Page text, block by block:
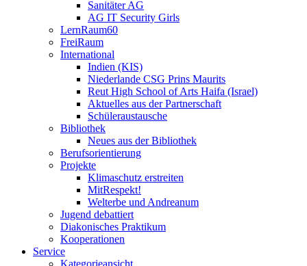
Sanitäter AG
AG IT Security Girls
LernRaum60
FreiRaum
International
Indien (KIS)
Niederlande CSG Prins Maurits
Reut High School of Arts Haifa (Israel)
Aktuelles aus der Partnerschaft
Schüleraustausche
Bibliothek
Neues aus der Bibliothek
Berufsorientierung
Projekte
Klimaschutz erstreiten
MitRespekt!
Welterbe und Andreanum
Jugend debattiert
Diakonisches Praktikum
Kooperationen
Service